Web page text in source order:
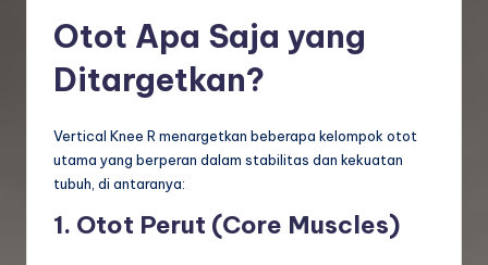
Otot Apa Saja yang
Ditargetkan?
Vertical Knee R menargetkan beberapa kelompok otot
utama yang berperan dalam stabilitas dan kekuatan
tubuh, di antaranya:
1. Otot Perut (Core Muscles)